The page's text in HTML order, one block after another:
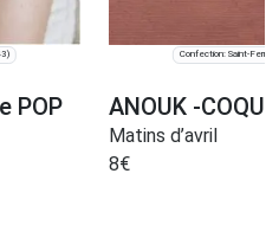
POP
Confection: Saint-
ANOUK -
Matins d’avril
8€